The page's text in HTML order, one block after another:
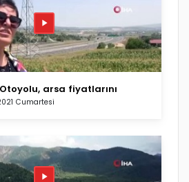
arsa fiyatlarını
Cumartesi